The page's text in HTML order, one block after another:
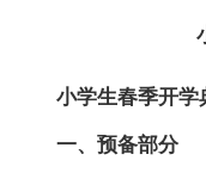
小学生春季开
一、预备部分